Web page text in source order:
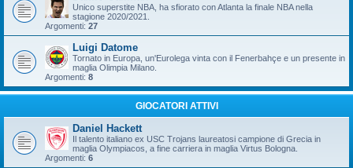
Unico superstite NBA, ha sfiorato con Atlanta la finale NBA nella
stagione 2020/2021.
Argomenti: 27
Luigi Datome
Tornato in Europa, un'Eurolega vinta con il Fenerbahçe e un presente in
maglia Olimpia Milano.
Argomenti: 8
GIOCATORI ATTIVI
Daniel Hackett
Il talento italiano ex USC Trojans laureatosi campione di Grecia in
maglia Olympiacos, a fine carriera in maglia Virtus Bologna.
Argomenti: 6